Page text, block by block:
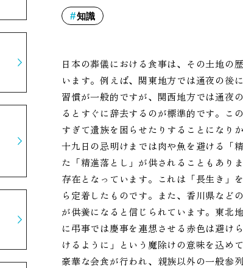
知識
日本の葬儀における食事は、その土地の
います。例えば、関東地方では通夜の後
習慣が一般的ですが、関西地方では通夜
るとすぐに辞去するのが標準的です。こ
すぎて遺族を困らせたりすることになり
十九日の忌明けまでは肉や魚を避ける「
た「精進落とし」が供されることもあり
存在となっています。これは「長生き」
ら定着したものです。また、香川県など
が供養になると信じられています。東北
に弔事では慶事を連想させる赤色は避け
けるように」という魔除けの意味を込め
豪華な会食が行われ、親族以外の一般参